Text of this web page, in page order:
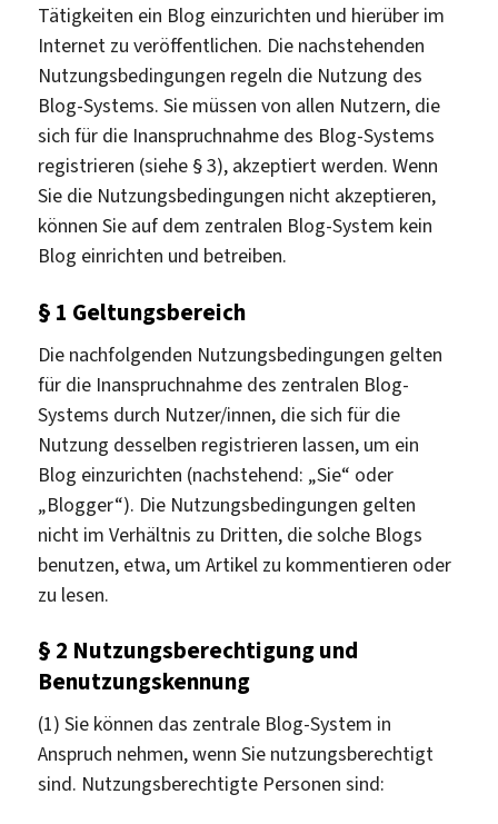
Tätigkeiten ein Blog einzurichten und hierüber im
Internet zu veröffentlichen. Die nachstehenden
Nutzungsbedingungen regeln die Nutzung des
Blog-Systems. Sie müssen von allen Nutzern, die
sich für die Inanspruchnahme des Blog-Systems
registrieren (siehe § 3), akzeptiert werden. Wenn
Sie die Nutzungsbedingungen nicht akzeptieren,
können Sie auf dem zentralen Blog-System kein
Blog einrichten und betreiben.
§ 1 Geltungsbereich
Die nachfolgenden Nutzungsbedingungen gelten
für die Inanspruchnahme des zentralen Blog-
Systems durch Nutzer/innen, die sich für die
Nutzung desselben registrieren lassen, um ein
Blog einzurichten (nachstehend: „Sie“ oder
„Blogger“). Die Nutzungsbedingungen gelten
nicht im Verhältnis zu Dritten, die solche Blogs
benutzen, etwa, um Artikel zu kommentieren oder
zu lesen.
§ 2 Nutzungsberechtigung und
Benutzungskennung
(1) Sie können das zentrale Blog-System in
Anspruch nehmen, wenn Sie nutzungsberechtigt
sind. Nutzungsberechtigte Personen sind: